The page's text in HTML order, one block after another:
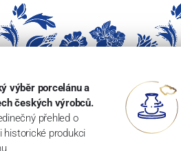
výběr porcelánu a
českých výrobců.
přehled o
historické produkci